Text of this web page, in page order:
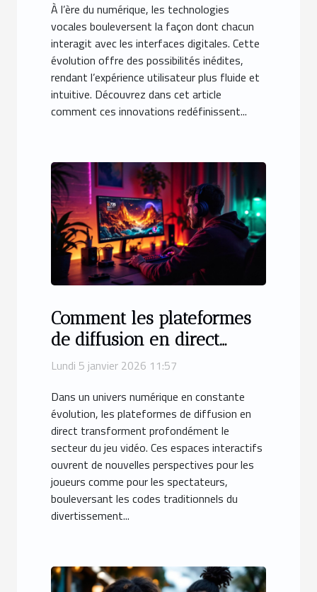
À l’ère du numérique, les technologies
vocales bouleversent la façon dont chacun
interagit avec les interfaces digitales. Cette
évolution offre des possibilités inédites,
rendant l’expérience utilisateur plus fluide et
intuitive. Découvrez dans cet article
comment ces innovations redéfinissent...
Comment les plateformes
de diffusion en direct
révolutionnent-elles le
Lundi 5 janvier 2026 11:57
Dans un univers numérique en constante
évolution, les plateformes de diffusion en
direct transforment profondément le
secteur du jeu vidéo. Ces espaces interactifs
ouvrent de nouvelles perspectives pour les
joueurs comme pour les spectateurs,
bouleversant les codes traditionnels du
divertissement...